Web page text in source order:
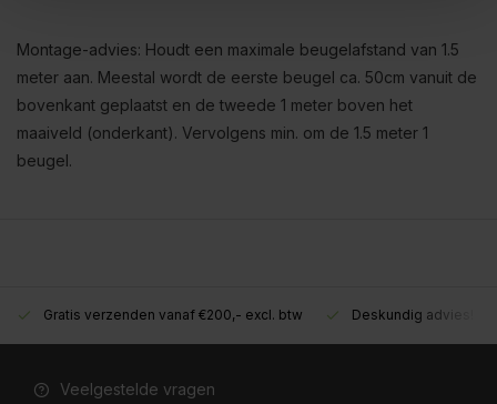
Montage-advies: Houdt een maximale beugelafstand van 1.5
meter aan. Meestal wordt de eerste beugel ca. 50cm vanuit de
bovenkant geplaatst en de tweede 1 meter boven het
maaiveld (onderkant). Vervolgens min. om de 1.5 meter 1
beugel.
Gratis verzenden vanaf €200,- excl. btw Deskundig advies!
Veelgestelde vragen